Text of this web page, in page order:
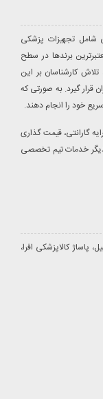
شامل تجهیزات پزشکی
برندها در سطح
کارشناسان بر این
قرار گیرد. به صورتی که
خود را انجام دهند.
گارانتی، قیمت گذاری
و پشتیبانی 24 ساعته از دیگر خدمات تیم تخصصی
پاساژ کالاپزشکی افرا،